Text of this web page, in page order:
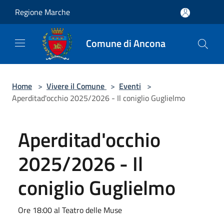
Regione Marche
Comune di Ancona
Home > Vivere il Comune > Eventi >
Aperditad'occhio 2025/2026 - Il coniglio Guglielmo
Aperditad'occhio
2025/2026 - Il
coniglio Guglielmo
Ore 18:00 al Teatro delle Muse